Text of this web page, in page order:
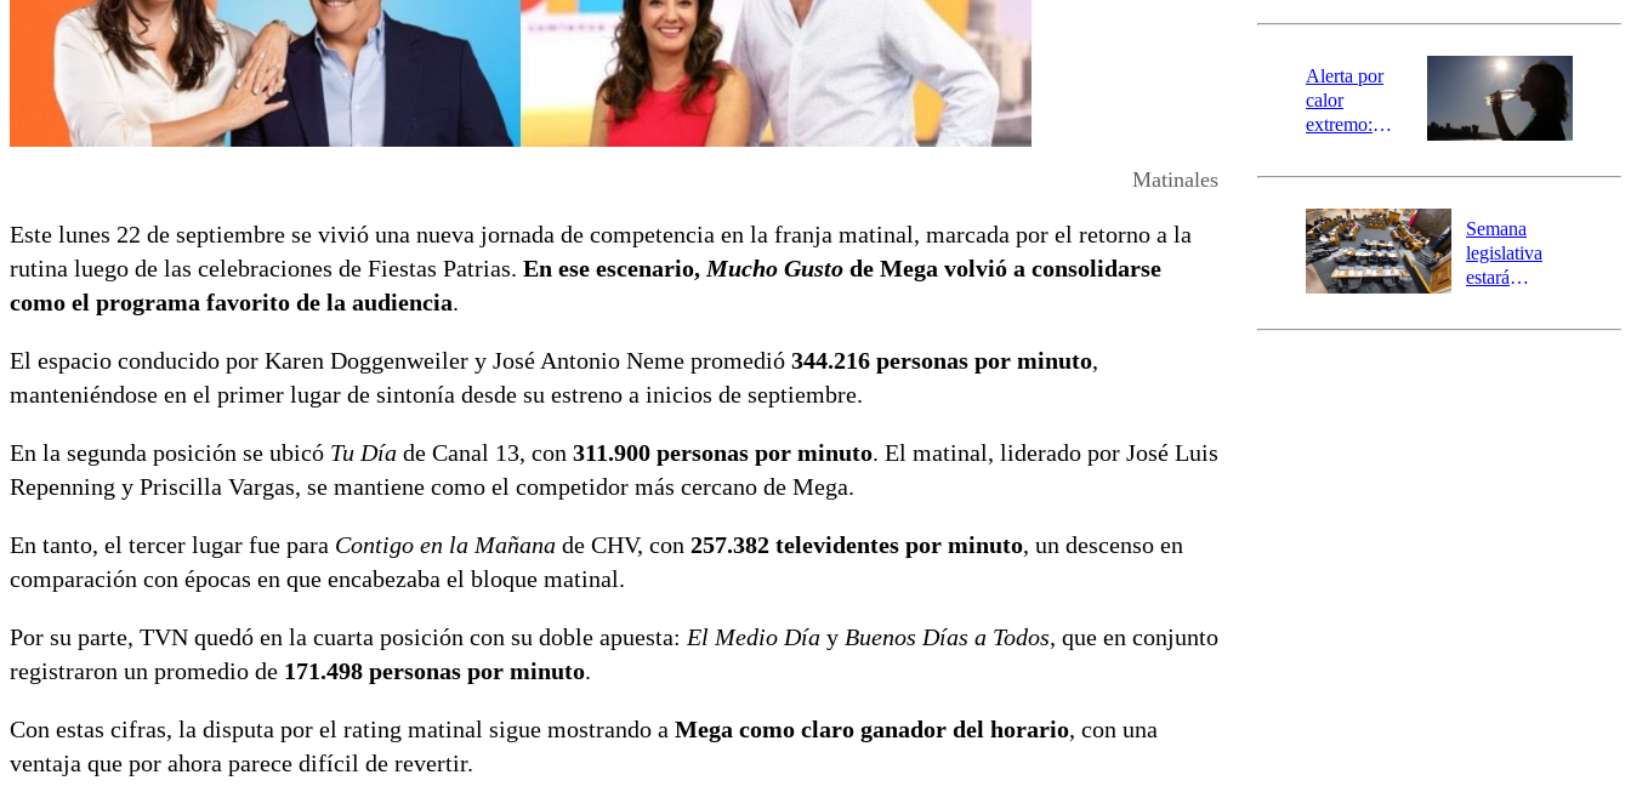
Matinales
Este lunes 22 de septiembre se vivió una nueva jornada de competencia en la franja matinal, marcada por el retorno a la
rutina luego de las celebraciones de Fiestas Patrias. En ese escenario, Mucho Gusto de Mega volvió a consolidarse
como el programa favorito de la audiencia.
El espacio conducido por Karen Doggenweiler y José Antonio Neme promedió 344.216 personas por minuto,
manteniéndose en el primer lugar de sintonía desde su estreno a inicios de septiembre.
En la segunda posición se ubicó Tu Día de Canal 13, con 311.900 personas por minuto. El matinal, liderado por José Luis
Repenning y Priscilla Vargas, se mantiene como el competidor más cercano de Mega.
En tanto, el tercer lugar fue para Contigo en la Mañana de CHV, con 257.382 televidentes por minuto, un descenso en
comparación con épocas en que encabezaba el bloque matinal.
Por su parte, TVN quedó en la cuarta posición con su doble apuesta: El Medio Día y Buenos Días a Todos, que en conjunto
registraron un promedio de 171.498 personas por minuto.
Con estas cifras, la disputa por el rating matinal sigue mostrando a Mega como claro ganador del horario, con una
ventaja que por ahora parece difícil de revertir.
revisa la
epicentro
Alerta por
calor
extremo:
activa Alerta
Preventiva en
tres comunas
Semana
legislativa
estará
el fin de la